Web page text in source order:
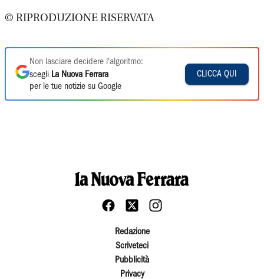
© RIPRODUZIONE RISERVATA
Non lasciare decidere l'algoritmo:
scegli La Nuova Ferrara
per le tue notizie su Google
CLICCA QUI
Redazione
Scriveteci
Pubblicità
Privacy